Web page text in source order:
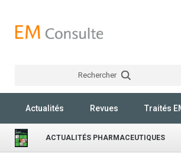
Rechercher
Actualités Revues Traités
ACTUALITÉS PHARMACEUTIQUES